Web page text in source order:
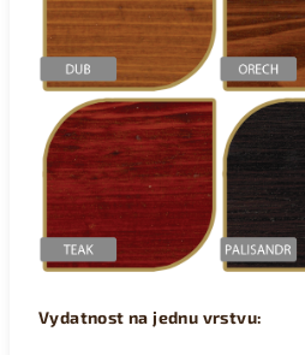
Vydatnost na jednu vrstvu: